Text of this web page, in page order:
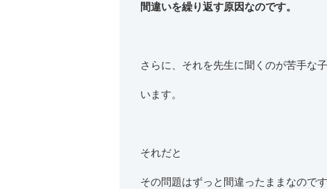
間違いを繰り返す原因なのです。
さらに、それを先生に聞くのが苦手な
います。
それだと
その問題はずっと間違ったままなのです